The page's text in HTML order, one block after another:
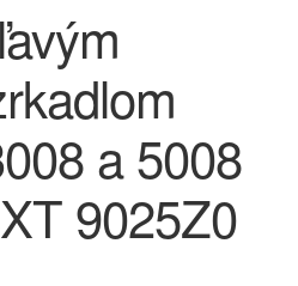
a 5008
9025Z0